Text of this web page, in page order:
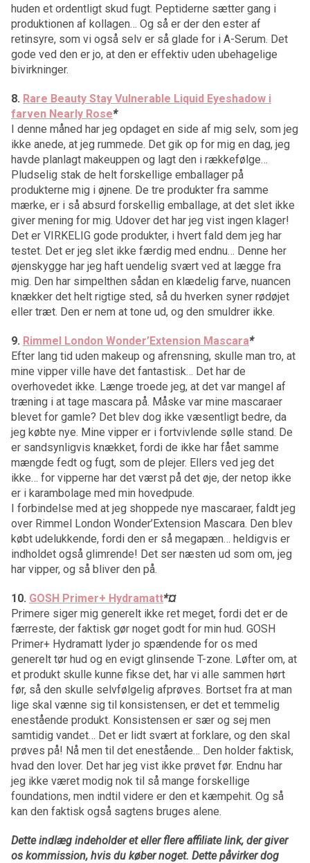
huden et ordentligt skud fugt. Peptiderne sætter gang i
produktionen af kollagen… Og så er der den ester af
retinsyre, som vi også selv er så glade for i A-Serum. Det
gode ved den er jo, at den er effektiv uden ubehagelige
bivirkninger.
8. Rare Beauty Stay Vulnerable Liquid Eyeshadow i
farven Nearly Rose*
I denne måned har jeg opdaget en side af mig selv, som jeg
ikke anede, at jeg rummede. Det gik op for mig en dag, jeg
havde planlagt makeuppen og lagt den i rækkefølge…
Pludselig stak de helt forskellige emballager på
produkterne mig i øjnene. De tre produkter fra samme
mærke, er i så absurd forskellig emballage, at det slet ikke
giver mening for mig. Udover det har jeg vist ingen klager!
Det er VIRKELIG gode produkter, i hvert fald dem jeg har
testet. Det er jeg slet ikke færdig med endnu… Denne her
øjenskygge har jeg haft uendelig svært ved at lægge fra
mig. Den har simpelthen sådan en klædelig farve, nuancen
knækker det helt rigtige sted, så du hverken syner rødøjet
eller træt. Den er nem at tone ud, og den smuldrer ikke.
9. Rimmel London Wonder’Extension Mascara*
Efter lang tid uden makeup og afrensning, skulle man tro, at
mine vipper ville have det fantastisk… Det har de
overhovedet ikke. Længe troede jeg, at det var mangel af
træning i at tage mascara på. Måske var mine mascaraer
blevet for gamle? Det blev dog ikke væsentligt bedre, da
jeg købte nye. Mine vipper er i fortvivlende sølle stand. De
er sandsynligvis knækket, fordi de ikke har fået samme
mængde fedt og fugt, som de plejer. Ellers ved jeg det
ikke… for vipperne har det værst på det øje, der netop ikke
er i karambolage med min hovedpude.
I forbindelse med at jeg shoppede nye mascaraer, faldt jeg
over Rimmel London Wonder’Extension Mascara. Den blev
købt udelukkende, fordi den er så megapæn… heldigvis er
indholdet også glimrende! Det ser næsten ud som om, jeg
har vipper, og så bliver den på.
10. GOSH Primer+ Hydramatt*¤
Primere siger mig generelt ikke ret meget, fordi det er de
færreste, der faktisk gør noget godt for min hud. GOSH
Primer+ Hydramatt lyder jo spændende for os med
generelt tør hud og en evigt glinsende T-zone. Løfter om, at
et produkt skulle kunne fikse det, har vi alle sammen hørt
før, så den skulle selvfølgelig afprøves. Bortset fra at man
lige skal vænne sig til konsistensen, er det et temmelig
enestående produkt. Konsistensen er sær og sej men
samtidig vandet… Det er lidt svært at forklare, og den skal
prøves på! Nå men til det enestående… Den holder faktisk,
hvad den lover. Det har jeg vist ikke prøvet før. Endnu har
jeg ikke været modig nok til så mange forskellige
foundations, men indtil videre er den et kæmpehit. Og så
kan den faktisk også sagtens bruges alene.
Dette indlæg indeholder et eller flere affiliate link, der giver
os kommission, hvis du køber noget. Dette påvirker dog